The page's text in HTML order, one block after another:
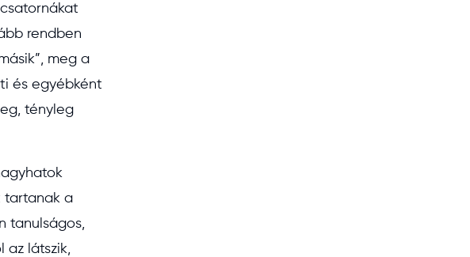
rendben
meg a
és egyébként
tényleg
tartanak a
tanulságos,
az látszik,